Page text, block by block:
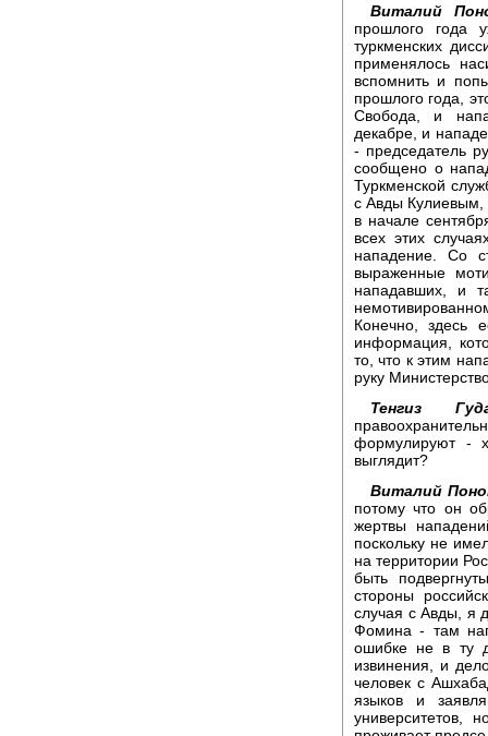
Виталий
прошлого года
туркменских
применялось
вспомнить и
прошлого года,
Свобода, и
декабре, и
- председатель
сообщено о
Туркменской
с Авды Кулиевым,
в начале
всех этих
нападение. Со
выраженные
нападавших, и
Конечно, здесь
информация,
то, что к этим
руку
Тенгиз
формулируют -
выглядит?
Виталий
потому что он
жертвы
поскольку не
на территории
быть
стороны
случая с Авды, я
Фомина - там
ошибке не в ту
извинения, и
человек с
языков и
университетов,